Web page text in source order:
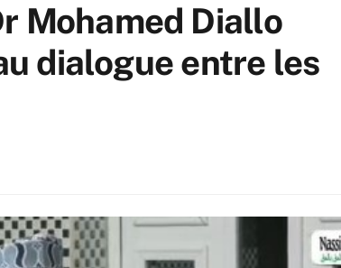
Mohamed Diallo
dialogue entre les